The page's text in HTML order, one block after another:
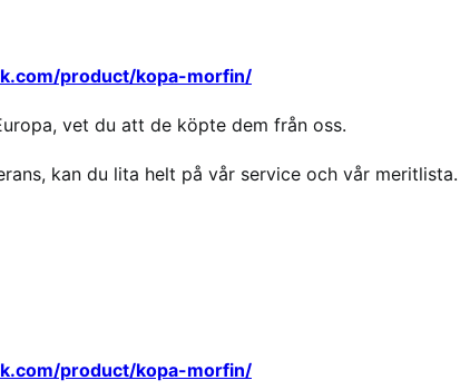
product/kopa-morfin/
vet du att de köpte dem från oss.
kan du lita helt på vår service och vår meritlista.
product/kopa-morfin/